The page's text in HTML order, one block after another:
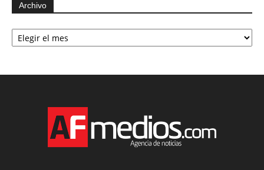
Archivo
Archivo